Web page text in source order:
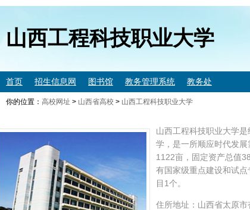
山西工程科技职业大学
首页 招生信息网 图书馆 教务管理系统 教务处
你的位置： 高校网址 > 山西省高校 > 山西工程科技职业大学
山西工程科技职业大学
学，是一所顺应时代发
1122亩，固定资产总值
有国家级重点建设和试
目1个。
住所地址：山西省太原